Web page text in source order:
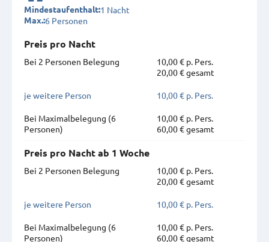
Mindestaufenthalt:1 Nacht
Max.:6 Personen
Preis pro Nacht
Bei 2 Personen Belegung
10,00 € p. Pers.
20,00 € gesamt
je weitere Person 10,00 € p. Pers.
Bei Maximal­belegung (6
Personen)
10,00 € p. Pers.
60,00 € gesamt
Preis pro Nacht ab 1 Woche
Bei 2 Personen Belegung
10,00 € p. Pers.
20,00 € gesamt
je weitere Person 10,00 € p. Pers.
Bei Maximal­belegung (6
Personen)
10,00 € p. Pers.
60,00 € gesamt